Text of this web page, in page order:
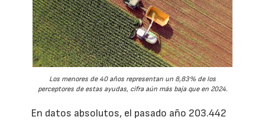
Los menores de 40 años representan un 8,83% de los
perceptores de estas ayudas, cifra aún más baja que en 2024.
En datos absolutos, el pasado año 203.442